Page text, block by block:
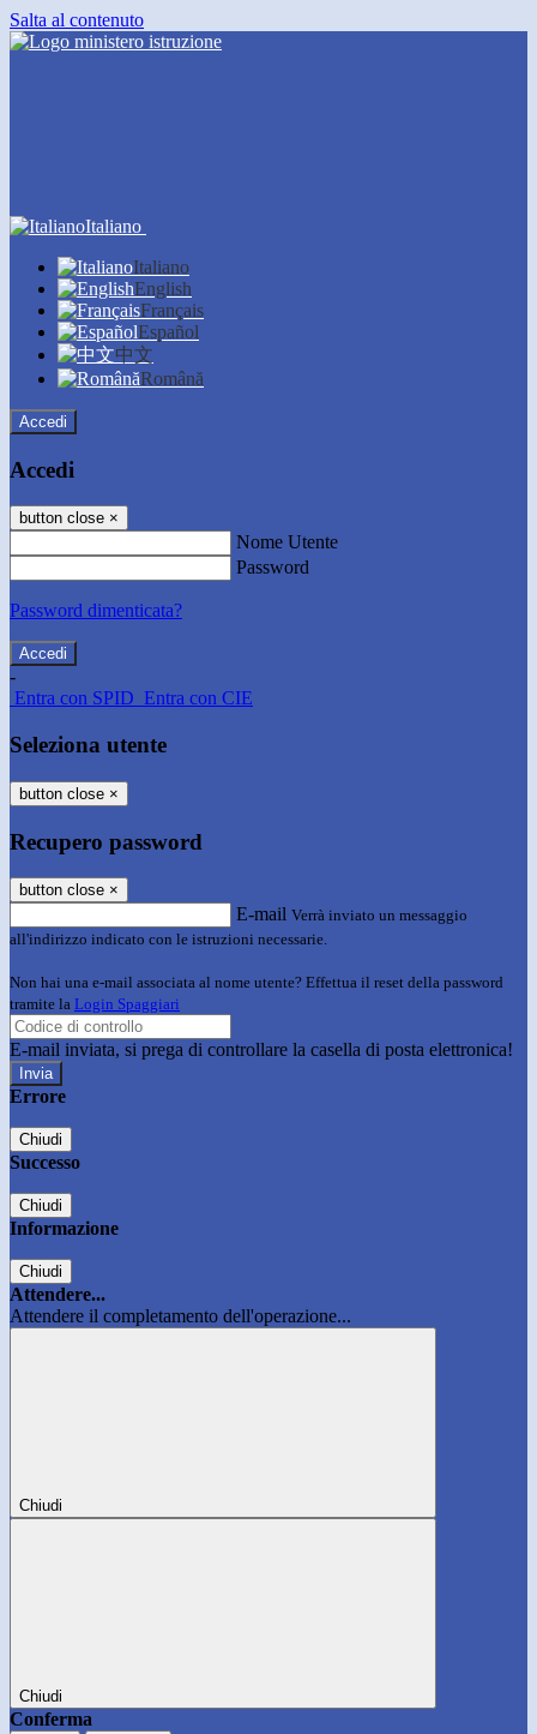
Salta al contenuto
Italiano
Italiano
English
Français
Español
中文
Română
Accedi
Accedi
button close ×
Nome Utente
Password
Password dimenticata?
-
Entra con SPID Entra con CIE
Seleziona utente
button close ×
Recupero password
button close ×
E-mail Verrà inviato un messaggio
all'indirizzo indicato con le istruzioni necessarie.
Non hai una e-mail associata al nome utente? Effettua il reset della password
tramite la Login Spaggiari
E-mail inviata, si prega di controllare la casella di posta elettronica!
Errore
Chiudi
Successo
Chiudi
Informazione
Chiudi
Attendere...
Attendere il completamento dell'operazione...
Chiudi
Chiudi
Conferma